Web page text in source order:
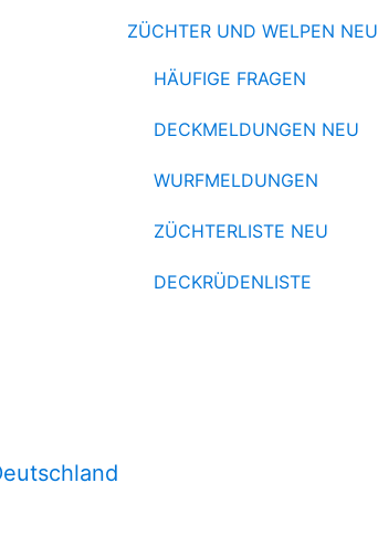
ZÜCHTER UND WELPEN NEU
HÄUFIGE FRAGEN
DECKMELDUNGEN NEU
WURFMELDUNGEN
ZÜCHTERLISTE NEU
DECKRÜDENLISTE